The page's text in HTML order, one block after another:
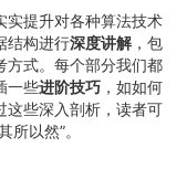
实提升对各种算法技术
结构进行深度讲解，包
方式。每个部分我们都
一些进阶技巧 ，如如何
这些深入剖析，读者可
以然”。